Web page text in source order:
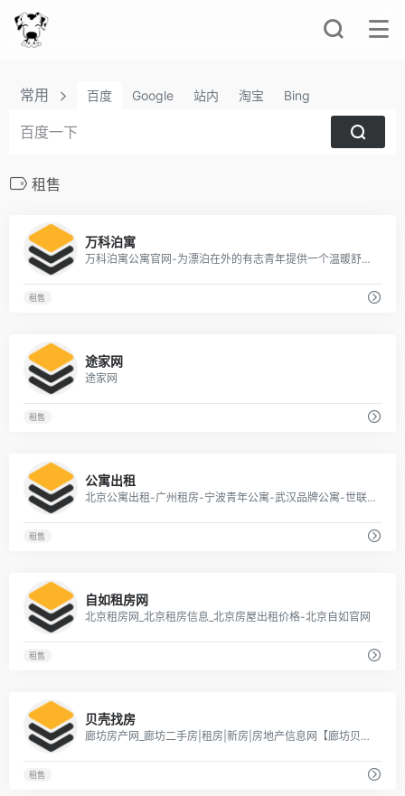
常用 百度 Google 站内 淘宝 Bing
租售
万科泊寓
万科泊寓公寓官网-为漂泊在外的有志青年提供一个温暖舒适的家
租售
途家网
途家网
租售
公寓出租
北京公寓出租-广州租房-宁波青年公寓-武汉品牌公寓-世联红璞
租售
自如租房网
北京租房网_北京租房信息_北京房屋出租价格-北京自如官网
租售
贝壳找房
廊坊房产网_廊坊二手房|租房|新房|房地产信息网【廊坊贝壳找房】
租售